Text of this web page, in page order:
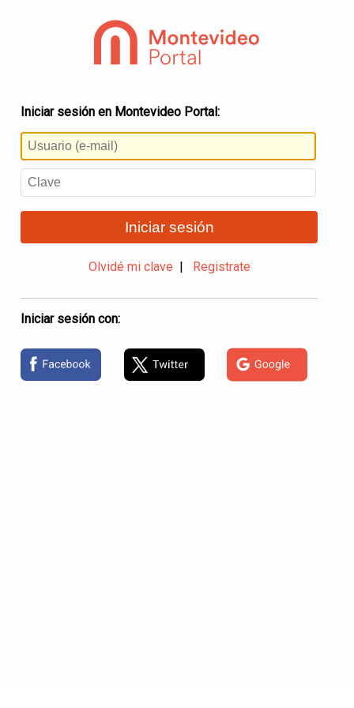
Iniciar sesión en Montevideo Portal:
Iniciar sesión
Olvidé mi clave Registrate
Iniciar sesión con: